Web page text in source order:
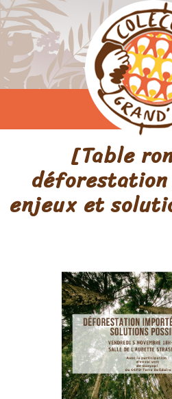
[Table
enjeux et